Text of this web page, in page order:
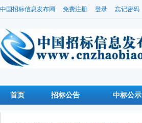
中国招标信息发布网 免费注册 登录 忘记密码
首页 招标公告 中标公示